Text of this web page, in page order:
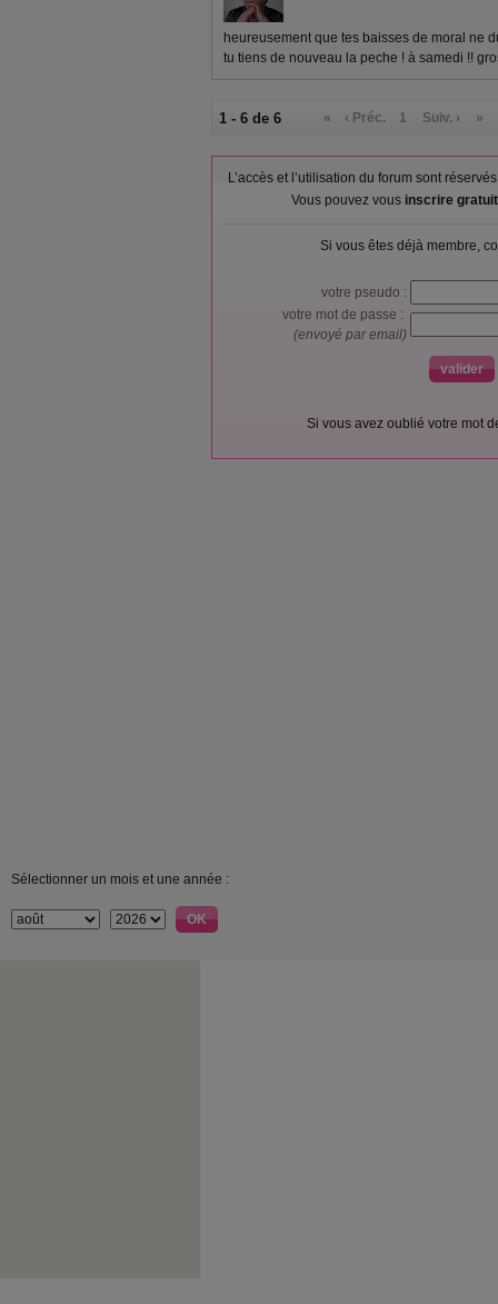
heureusement que tes baisses de moral ne
tu tiens de nouveau la peche ! à samedi !!
1 - 6 de 6 « ‹ Préc. 1 Suiv. › »
L’accès et l’utilisation du forum sont
Vous pouvez vous inscrire
Si vous êtes déjà membre,
votre pseudo :
votre mot de passe :
(envoyé par email)
Si vous avez oublié votre mot
Sélectionner un mois et une année :